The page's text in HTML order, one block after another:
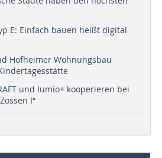
E: Einfach bauen heißt digital
Hofheimer Wohnungsbau
und lumio+ kooperieren bei
I“